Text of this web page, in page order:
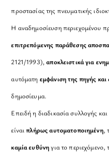
προστασίας της πνευματικής
Η αναδημοσίευση περιεχομένου
επιτρεπόμενης παράθεσης
2121/1993), αποκλειστικά για
αυτόματη εμφάνιση της πηγής
δημοσίευμα.
Επειδή η διαδικασία συλλογής
είναιπλήρως αυτοματοποιημένη,
καμία ευθύνηγια το περιεχόμενο,